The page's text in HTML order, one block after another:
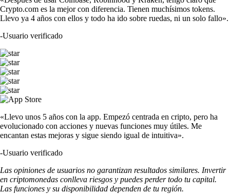
Crypto.com es la mejor con diferencia. Tienen muchísimos tokens.
Llevo ya 4 años con ellos y todo ha ido sobre ruedas, ni un solo fallo».
-Usuario verificado
«Llevo unos 5 años con la app. Empezó centrada en cripto, pero ha
evolucionado con acciones y nuevas funciones muy útiles. Me
encantan estas mejoras y sigue siendo igual de intuitiva».
-Usuario verificado
Las opiniones de usuarios no garantizan resultados similares. Invertir
en criptomonedas conlleva riesgos y puedes perder todo tu capital.
Las funciones y su disponibilidad dependen de tu región.